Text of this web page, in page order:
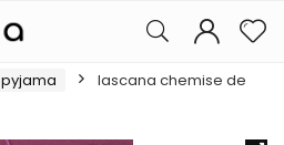
pyjama
lascana chemise de